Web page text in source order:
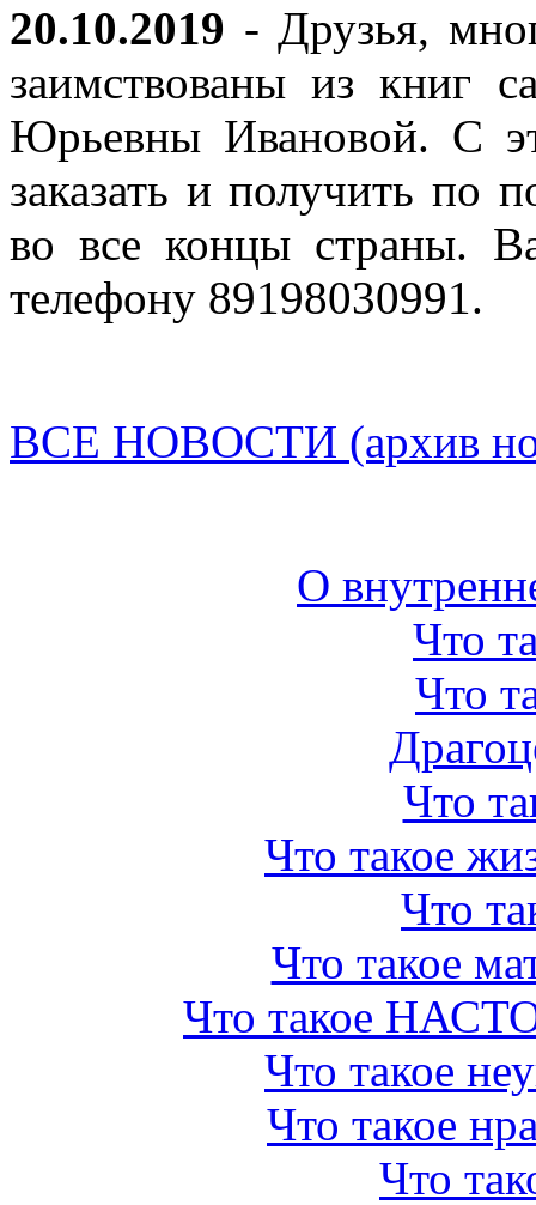
20.10.2019 - Друзья,
заимствованы из книг
Юрьевны Ивановой. С
заказать и получить по
во все концы страны.
телефону 89198030991.
ВСЕ НОВОСТИ (архив
О
Что
Что
Что
Что такое
Что
Что такое
Что такое
Что такое
Что такое
Что